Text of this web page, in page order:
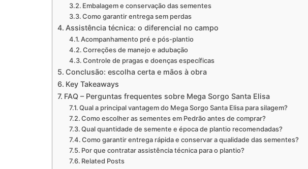
Embalagem e conservação das sementes
Como garantir entrega sem perdas
Assistência técnica: o diferencial no campo
Acompanhamento pré e pós-plantio
Correções de manejo e adubação
Controle de pragas e doenças específicas
Conclusão: escolha certa e mãos à obra
Key Takeaways
FAQ – Perguntas frequentes sobre Mega Sorgo Santa Elisa
Qual a principal vantagem do Mega Sorgo Santa Elisa para silagem?
Como escolher as sementes em Pedrão antes de comprar?
Qual quantidade de semente e época de plantio recomendadas?
Como garantir entrega rápida e conservar a qualidade das sementes?
Por que contratar assistência técnica para o plantio?
Related Posts